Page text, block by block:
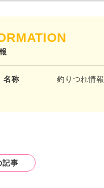
名称 釣りつれ情報
記事